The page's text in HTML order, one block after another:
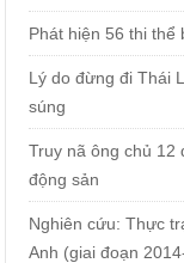
Phát hiện 56 thi thể
Lý do đừng đi Thái
súng
Truy nã ông chủ 12
động sản
Nghiên cứu: Thực
Anh (giai đoạn